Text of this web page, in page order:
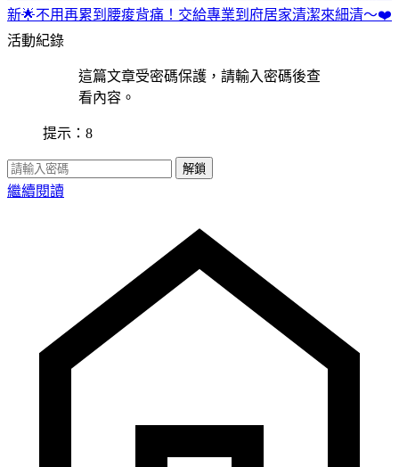
新🌟不用再累到腰痠背痛！交給專業到府居家清潔來細清～❤️
活動紀錄
這篇文章受密碼保護，請輸入密碼後查
看內容。
提示：8
解鎖
繼續閱讀